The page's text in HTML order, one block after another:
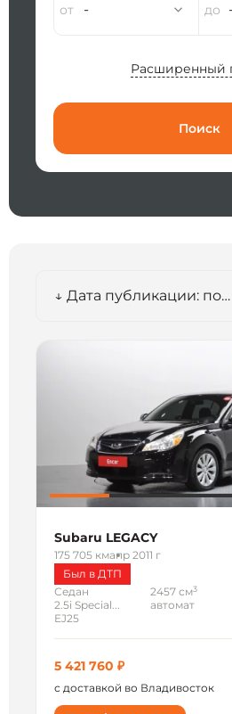
-
Расширенный
Поиск
↓ Дата публикации: по убыванию
Subaru LEGACY
175 705 кмапр 2011 г
Был в ДТП
Седан
2.5i Special...
EJ25
2457 см3
автомат
5 421 760 ₽
с доставкой во Владивосток